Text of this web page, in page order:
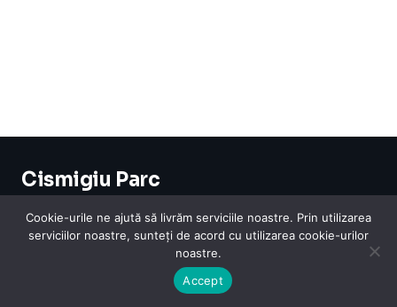
Cismigiu Parc
© 2024 CismigiuParc. All Rights Reserved.
Internet
Legislatie Medical Moda Sarbatori Telefoane Contact
Cookie-urile ne ajută să livrăm serviciile noastre. Prin utilizarea
serviciilor noastre, sunteți de acord cu utilizarea cookie-urilor
noastre.
Accept